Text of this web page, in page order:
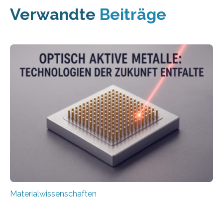
Verwandte Beiträge
Materialwissenschaften